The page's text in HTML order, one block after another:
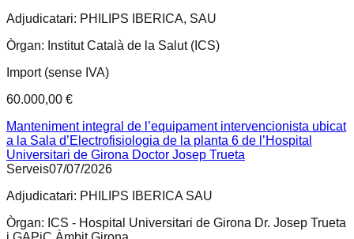
Adjudicatari: PHILIPS IBERICA, SAU
Òrgan: Institut Català de la Salut (ICS)
Import (sense IVA)
60.000,00 €
Manteniment integral de l’equipament intervencionista ubicat
a la Sala d’Electrofisiologia de la planta 6 de l’Hospital
Universitari de Girona Doctor Josep Trueta
Serveis07/07/2026
Adjudicatari: PHILIPS IBERICA SAU
Òrgan: ICS - Hospital Universitari de Girona Dr. Josep Trueta